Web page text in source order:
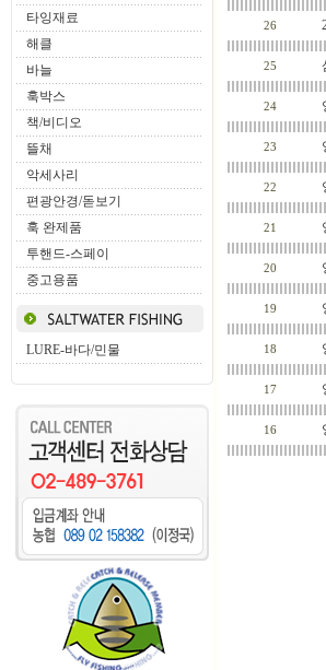
타잉재료
해클
바늘
훅박스
책/비디오
뜰채
악세사리
편광안경/돋보기
훅 완제품
투핸드-스페이
중고용품
LURE-바다/민물
26
25
24
23
22
21
20
19
18
17
16